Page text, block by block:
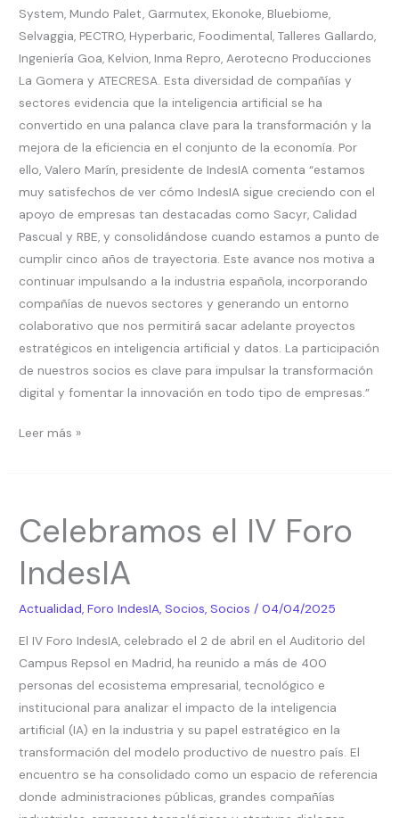
System, Mundo Palet, Garmutex, Ekonoke, Bluebiome,
Selvaggia, PECTRO, Hyperbaric, Foodimental, Talleres Gallardo,
Ingeniería Goa, Kelvion, Inma Repro, Aerotecno Producciones
La Gomera y ATECRESA. Esta diversidad de compañías y
sectores evidencia que la inteligencia artificial se ha
convertido en una palanca clave para la transformación y la
mejora de la eficiencia en el conjunto de la economía. Por
ello, Valero Marín, presidente de IndesIA comenta “estamos
muy satisfechos de ver cómo IndesIA sigue creciendo con el
apoyo de empresas tan destacadas como Sacyr, Calidad
Pascual y RBE, y consolidándose cuando estamos a punto de
cumplir cinco años de trayectoria. Este avance nos motiva a
continuar impulsando a la industria española, incorporando
compañías de nuevos sectores y generando un entorno
colaborativo que nos permitirá sacar adelante proyectos
estratégicos en inteligencia artificial y datos. La participación
de nuestros socios es clave para impulsar la transformación
digital y fomentar la innovación en todo tipo de empresas.”
Leer más »
Celebramos el IV Foro
IndesIA
Actualidad,Foro IndesIA, Socios, Socios /04/04/2025
El IV Foro IndesIA, celebrado el 2 de abril en el Auditorio del
Campus Repsol en Madrid, ha reunido a más de 400
personas del ecosistema empresarial, tecnológico e
institucional para analizar el impacto de la inteligencia
artificial (IA) en la industria y su papel estratégico en la
transformación del modelo productivo de nuestro país. El
encuentro se ha consolidado como un espacio de referencia
donde administraciones públicas, grandes compañías
el
IV
Foro